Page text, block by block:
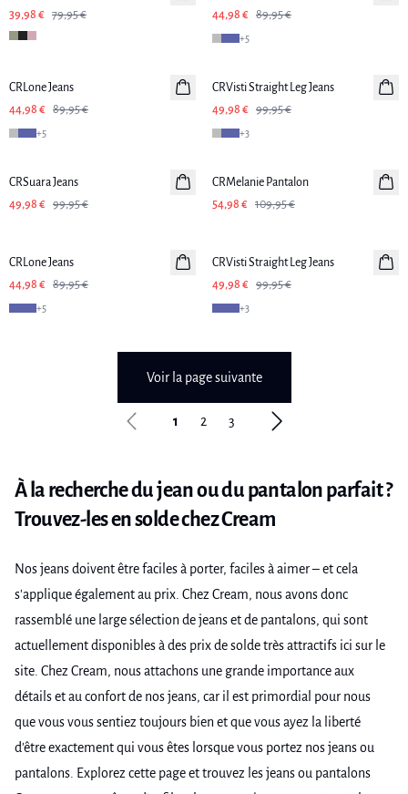
39,98 € 79,95 €
44,98 € 89,95 €
+5
CRLone Jeans
44,98 € 89,95 €
+5
CRVisti Straight Leg Jeans
49,98 € 99,95 €
+3
CRSuara Jeans
49,98 € 99,95 €
CRMelanie Pantalon
54,98 € 109,95 €
CRLone Jeans
44,98 € 89,95 €
+5
CRVisti Straight Leg Jeans
49,98 € 99,95 €
+3
Voir la page suivante
1 2 3
À la recherche du jean ou du pantalon parfait ?
Trouvez-les en solde chez Cream
Nos jeans doivent être faciles à porter, faciles à aimer – et cela
s'applique également au prix. Chez Cream, nous avons donc
rassemblé une large sélection de jeans et de pantalons, qui sont
actuellement disponibles à des prix de solde très attractifs ici sur le
site. Chez Cream, nous attachons une grande importance aux
détails et au confort de nos jeans, car il est primordial pour nous
que vous vous sentiez toujours bien et que vous ayez la liberté
d'être exactement qui vous êtes lorsque vous portez nos jeans ou
pantalons. Explorez cette page et trouvez les jeans ou pantalons